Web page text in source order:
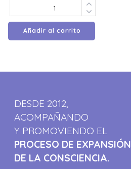
Añadir al carrito
DESDE 2012,
ACOMPAÑANDO
Y PROMOVIENDO EL
PROCESO DE EXPANSIÓN
DE LA CONSCIENCIA.